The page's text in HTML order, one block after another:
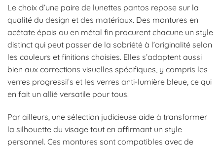
Le choix d’une paire de lunettes pantos repose sur la
qualité du design et des matériaux. Des montures en
acétate épais ou en métal fin procurent chacune un style
distinct qui peut passer de la sobriété à l’originalité selon
les couleurs et finitions choisies. Elles s’adaptent aussi
bien aux corrections visuelles spécifiques, y compris les
verres progressifs et les verres anti-lumière bleue, ce qui
en fait un allié versatile pour tous.
Par ailleurs, une sélection judicieuse aide à transformer
la silhouette du visage tout en affirmant un style
personnel. Ces montures sont compatibles avec de